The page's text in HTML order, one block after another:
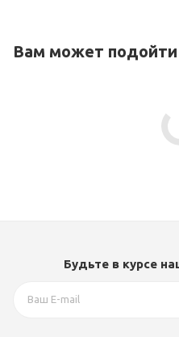
Вам может подойти
Будьте в курсе